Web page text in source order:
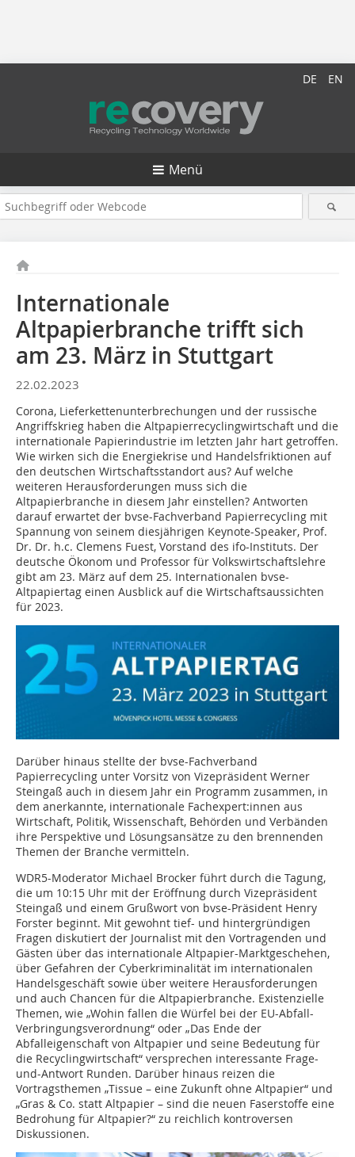
DE EN
Menü
Internationale
Altpapierbranche trifft sich
am 23. März in Stuttgart
22.02.2023
Corona, Lieferkettenunterbrechungen und der russische
Angriffskrieg haben die Altpapierrecyclingwirtschaft und die
internationale Papierindustrie im letzten Jahr hart getroffen.
Wie wirken sich die Energiekrise und Handelsfriktionen auf
den deutschen Wirtschaftsstandort aus? Auf welche
weiteren Herausforderungen muss sich die
Altpapierbranche in diesem Jahr einstellen? Antworten
darauf erwartet der bvse-Fachverband Papierrecycling mit
Spannung von seinem diesjährigen Keynote-Speaker, Prof.
Dr. Dr. h.c. Clemens Fuest, Vorstand des ifo-Instituts. Der
deutsche Ökonom und Professor für Volkswirtschaftslehre
gibt am 23. März auf dem 25. Internationalen bvse-
Altpapiertag einen Ausblick auf die Wirtschaftsaussichten
für 2023.
Darüber hinaus stellte der bvse-Fachverband
Papierrecycling unter Vorsitz von Vizepräsident Werner
Steingaß auch in diesem Jahr ein Programm zusammen, in
dem anerkannte, internationale Fachexpert:innen aus
Wirtschaft, Politik, Wissenschaft, Behörden und Verbänden
ihre Perspektive und Lösungsansätze zu den brennenden
Themen der Branche vermitteln.
WDR5-Moderator Michael Brocker führt durch die Tagung,
die um 10:15 Uhr mit der Eröffnung durch Vizepräsident
Steingaß und einem Grußwort von bvse-Präsident Henry
Forster beginnt. Mit gewohnt tief- und hintergründigen
Fragen diskutiert der Journalist mit den Vortragenden und
Gästen über das internationale Altpapier-Marktgeschehen,
über Gefahren der Cyberkriminalität im internationalen
Handelsgeschäft sowie über weitere Herausforderungen
und auch Chancen für die Altpapierbranche. Existenzielle
Themen, wie „Wohin fallen die Würfel bei der EU-Abfall-
Verbringungsverordnung“ oder „Das Ende der
Abfalleigenschaft von Altpapier und seine Bedeutung für
die Recyclingwirtschaft“ versprechen interessante Frage-
und-Antwort Runden. Darüber hinaus reizen die
Vortragsthemen „Tissue – eine Zukunft ohne Altpapier“ und
„Gras & Co. statt Altpapier – sind die neuen Faserstoffe eine
Bedrohung für Altpapier?“ zu reichlich kontroversen
Diskussionen.